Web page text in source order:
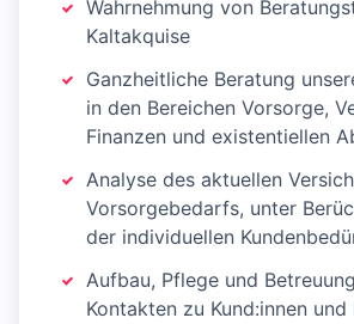
Wahrnehmung von
Kaltakquise
Ganzheitliche Beratung
in den Bereichen Vorsorge,
Finanzen und existentiellen
Analyse des aktuellen
Vorsorgebedarfs, unter
der individuellen
Aufbau, Pflege und
Kontakten zu Kund:innen und